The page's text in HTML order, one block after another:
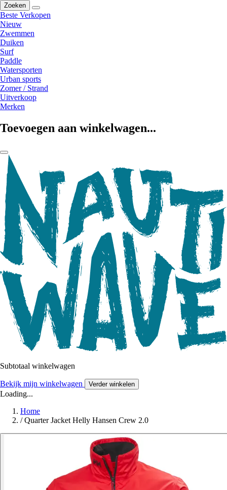
Zoeken
Beste Verkopen
Nieuw
Zwemmen
Duiken
Surf
Paddle
Watersporten
Urban sports
Zomer / Strand
Uitverkoop
Merken
Toevoegen aan winkelwagen...
Subtotaal winkelwagen
Bekijk mijn winkelwagen Verder winkelen
Loading...
Home
/ Quarter Jacket Helly Hansen Crew 2.0